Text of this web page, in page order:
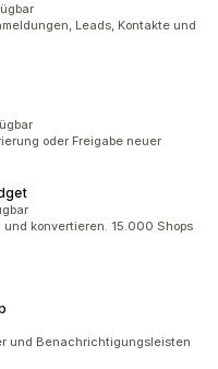
Leads, Kontakte und
oder Freigabe neuer
konvertieren. 15.000 Shops
und Benachrichtigungsleisten